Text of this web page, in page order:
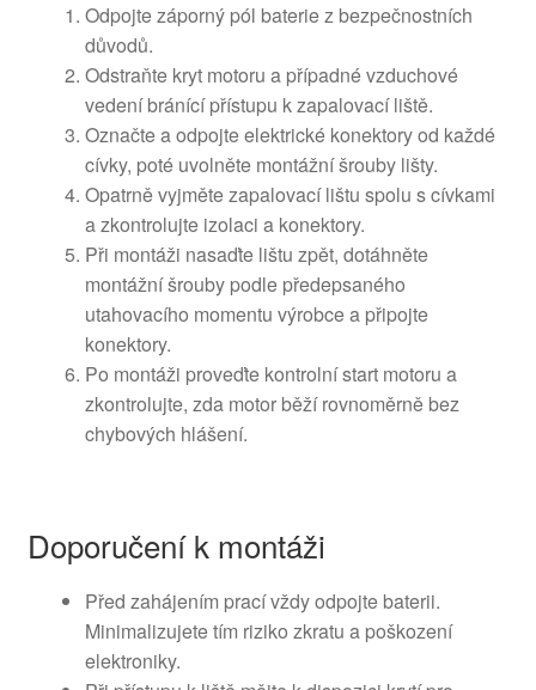
Odpojte záporný pól baterie z bezpečnostních
důvodů.
Odstraňte kryt motoru a případné vzduchové
vedení bránící přístupu k zapalovací liště.
Označte a odpojte elektrické konektory od každé
cívky, poté uvolněte montážní šrouby lišty.
Opatrně vyjměte zapalovací lištu spolu s cívkami
a zkontrolujte izolaci a konektory.
Při montáži nasaďte lištu zpět, dotáhněte
montážní šrouby podle předepsaného
utahovacího momentu výrobce a připojte
konektory.
Po montáži proveďte kontrolní start motoru a
zkontrolujte, zda motor běží rovnoměrně bez
chybových hlášení.
Doporučení k montáži
Před zahájením prací vždy odpojte baterii.
Minimalizujete tím riziko zkratu a poškození
elektroniky.